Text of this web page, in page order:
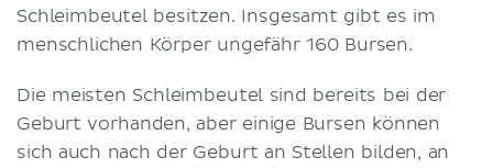
Schleimbeutel besitzen. Insgesamt gibt es im
menschlichen Körper ungefähr 160 Bursen.
Die meisten Schleimbeutel sind bereits bei der
Geburt vorhanden, aber einige Bursen können
sich auch nach der Geburt an Stellen bilden, an